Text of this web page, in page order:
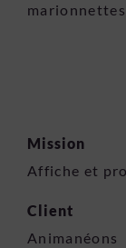
Mission
Affiche et
Client
Animanéons